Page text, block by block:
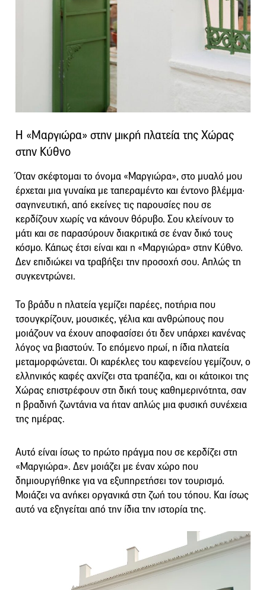
Η «Μαργιώρα» στην μικρή πλατεία της Χώρας
στην Κύθνο
Όταν σκέφτομαι το όνομα «Μαργιώρα», στο μυαλό μου
έρχεται μια γυναίκα με ταπεραμέντο και έντονο βλέμμα·
σαγηνευτική, από εκείνες τις παρουσίες που σε
κερδίζουν χωρίς να κάνουν θόρυβο. Σου κλείνουν το
μάτι και σε παρασύρουν διακριτικά σε έναν δικό τους
κόσμο. Κάπως έτσι είναι και η «Μαργιώρα» στην Κύθνο.
Δεν επιδιώκει να τραβήξει την προσοχή σου. Απλώς τη
συγκεντρώνει.
Το βράδυ η πλατεία γεμίζει παρέες, ποτήρια που
τσουγκρίζουν, μουσικές, γέλια και ανθρώπους που
μοιάζουν να έχουν αποφασίσει ότι δεν υπάρχει κανένας
λόγος να βιαστούν. Το επόμενο πρωί, η ίδια πλατεία
μεταμορφώνεται. Οι καρέκλες του καφενείου γεμίζουν, ο
ελληνικός καφές αχνίζει στα τραπέζια, και οι κάτοικοι της
Χώρας επιστρέφουν στη δική τους καθημερινότητα, σαν
η βραδινή ζωντάνια να ήταν απλώς μια φυσική συνέχεια
της ημέρας.
Αυτό είναι ίσως το πρώτο πράγμα που σε κερδίζει στη
«Μαργιώρα». Δεν μοιάζει με έναν χώρο που
δημιουργήθηκε για να εξυπηρετήσει τον τουρισμό.
Μοιάζει να ανήκει οργανικά στη ζωή του τόπου. Και ίσως
αυτό να εξηγείται από την ίδια την ιστορία της.